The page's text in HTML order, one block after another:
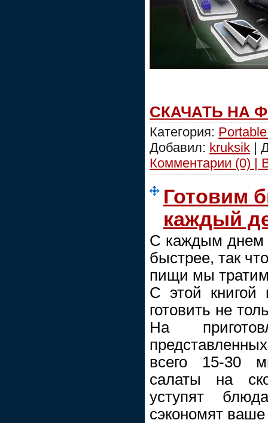
СКАЧАТЬ НА
Категория:
Добавил: kruksik |
Комментарии (0) |
Готовим
каждый
С каждым днем
быстрее, так
пищи мы
С этой книгой
готовить не
На
всего 15-30
салаты на
уступят
сэкономят